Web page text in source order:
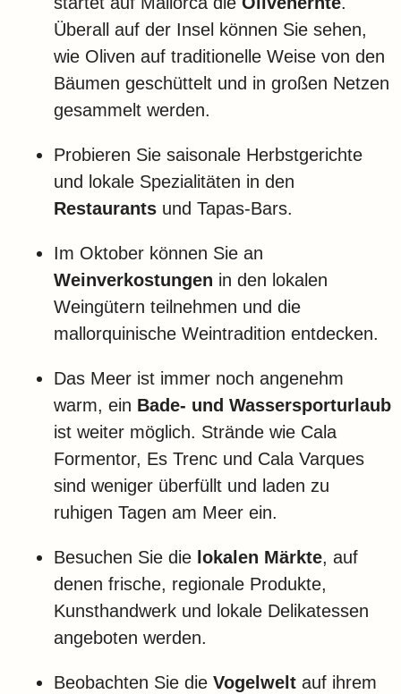
Überall auf der Insel können Sie sehen,
wie Oliven auf traditionelle Weise von den
Bäumen geschüttelt und in großen Netzen
gesammelt werden.
Probieren Sie saisonale Herbstgerichte
und lokale Spezialitäten in den
Restaurants und Tapas-Bars.
Im Oktober können Sie an
Weinverkostungen in den lokalen
Weingütern teilnehmen und die
mallorquinische Weintradition entdecken.
Das Meer ist immer noch angenehm
warm, ein Bade- und Wassersporturlaub
ist weiter möglich. Strände wie Cala
Formentor, Es Trenc und Cala Varques
sind weniger überfüllt und laden zu
ruhigen Tagen am Meer ein.
Besuchen Sie die lokalen Märkte, auf
denen frische, regionale Produkte,
Kunsthandwerk und lokale Delikatessen
angeboten werden.
Beobachten Sie die Vogelwelt auf ihrem